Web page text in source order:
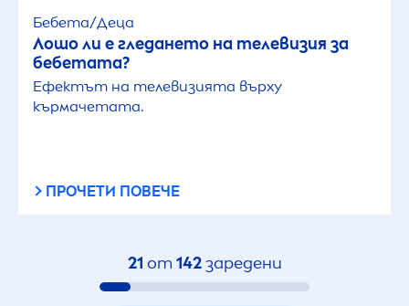
Бебета/Деца
Лошо ли е гледането на телевизия за
бебетата?
Ефектът на телевизията върху
кърмачетата.
ПРОЧЕТИ ПОВЕЧЕ
21 от 142заредени